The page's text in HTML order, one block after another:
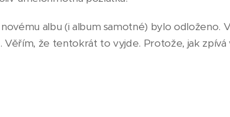
albu (i album samotné) bylo odloženo.
Věřím, že tentokrát to vyjde. Protože, jak zpívá